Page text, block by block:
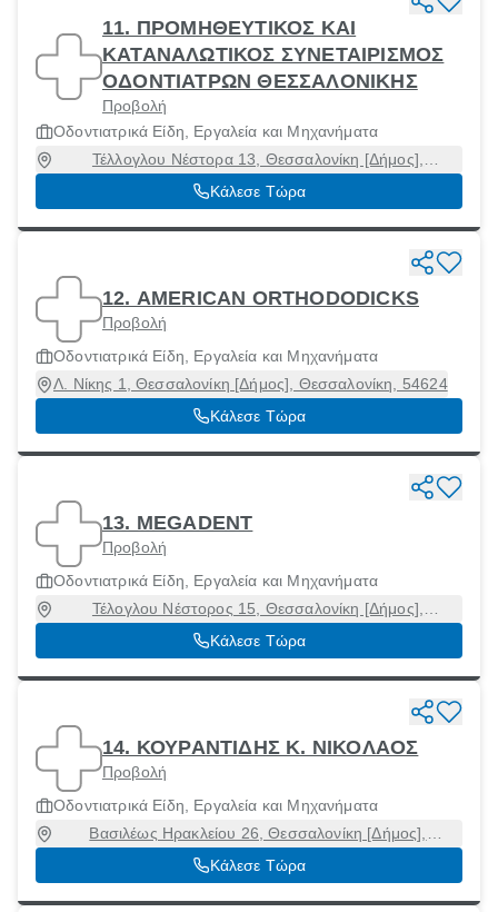
11. ΠΡΟΜΗΘΕΥΤΙΚΟΣ ΚΑΙ
ΚΑΤΑΝΑΛΩΤΙΚΟΣ ΣΥΝΕΤΑΙΡΙΣΜΟΣ
ΟΔΟΝΤΙΑΤΡΩΝ ΘΕΣΣΑΛΟΝΙΚΗΣ
Προβολή
Οδοντιατρικά Είδη, Εργαλεία και Μηχανήματα
Τέλλογλου Νέστορα 13, Θεσσαλονίκη [Δήμος],
Θεσσαλονίκη, 54636
Κάλεσε Τώρα
12. AMERICAN ORTHODODICKS
Προβολή
Οδοντιατρικά Είδη, Εργαλεία και Μηχανήματα
Λ. Νίκης 1, Θεσσαλονίκη [Δήμος], Θεσσαλονίκη, 54624
Κάλεσε Τώρα
13. MEGADENT
Προβολή
Οδοντιατρικά Είδη, Εργαλεία και Μηχανήματα
Τέλογλου Νέστορος 15, Θεσσαλονίκη [Δήμος],
Θεσσαλονίκη, 54636
Κάλεσε Τώρα
14. ΚΟΥΡΑΝΤΙΔΗΣ Κ. ΝΙΚΟΛΑΟΣ
Προβολή
Οδοντιατρικά Είδη, Εργαλεία και Μηχανήματα
Βασιλέως Ηρακλείου 26, Θεσσαλονίκη [Δήμος],
Θεσσαλονίκη, 54624
Κάλεσε Τώρα